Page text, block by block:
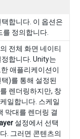
합니다. 이 옵션은
를 정의합니다.
전체 화면 네이티
합니다. Unity는
애플리케이션이
)를 통해 설정된
렌더링하지만, 창
일합니다. 스케일
막대를 렌더링 결
설정에서 선택
. 그러면 콘텐츠의